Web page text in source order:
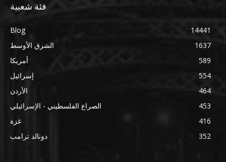
فئة شعبية
Blog
14441
الشرق الأوسط
1637
أمريكا
589
إسرائيل
554
الأردن
464
الصراع الفلسطيني - الإسرائيلي
453
غزة
416
دونالد ترامب
352